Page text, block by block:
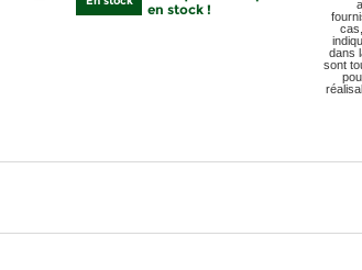
en stock !
dans
sont